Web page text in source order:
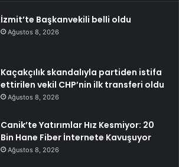
İzmit’te Başkanvekili belli oldu
Ağustos 8, 2026
Kaçakçılık skandalıyla partiden istifa
ettirilen vekil CHP’nin ilk transferi oldu
Ağustos 8, 2026
Canik’te Yatırımlar Hız Kesmiyor: 20
Bin Hane Fiber İnternete Kavuşuyor
Ağustos 8, 2026